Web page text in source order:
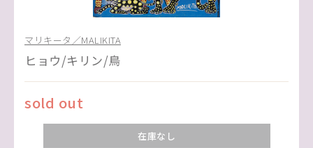
マリキータ／MALIKITA
ヒョウ/キリン/鳥
sold out
在庫なし